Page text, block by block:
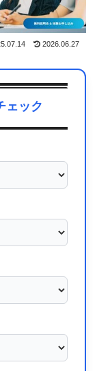
2026.06.27
ェック